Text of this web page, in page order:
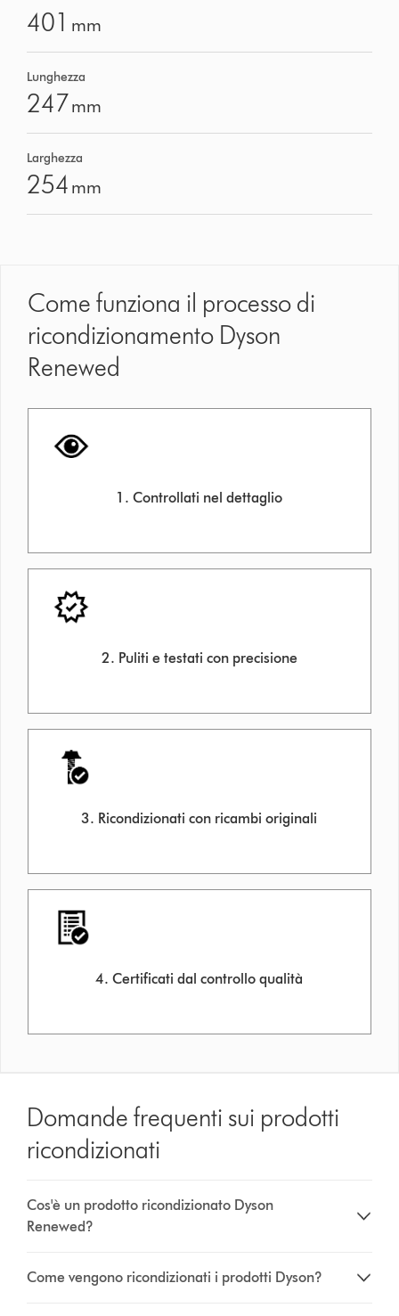
401 mm
Lunghezza
247mm
Larghezza
254 mm
Come funziona il processo di
ricondizionamento Dyson
Renewed
1. Controllati nel dettaglio
2. Puliti e testati con precisione
3. Ricondizionati con ricambi originali
4. Certificati dal controllo qualità
Domande frequenti sui prodotti
ricondizionati
Cos'è un prodotto ricondizionato Dyson
Renewed?
Come vengono ricondizionati i prodotti Dyson?